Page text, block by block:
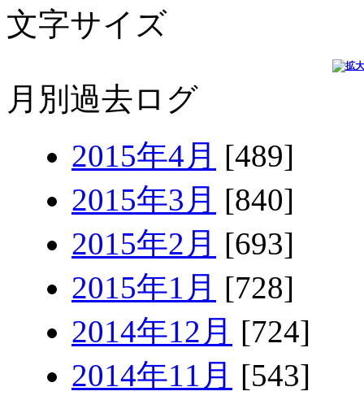
文字サイズ
月別過去ログ
2015年4月 [489]
2015年3月 [840]
2015年2月 [693]
2015年1月 [728]
2014年12月 [724]
2014年11月 [543]